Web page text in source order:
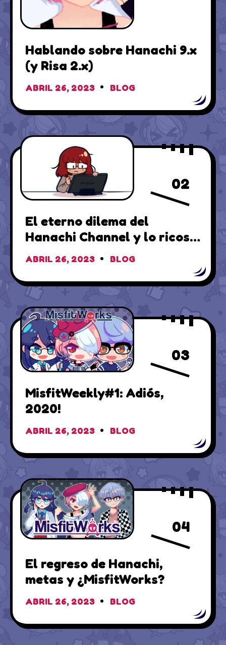
Hablando sobre Hanachi 9.x
(y Risa 2.x)
ABRIL 26, 2023 BLOG
02
El eterno dilema del
Hanachi Channel y lo ricos
que son los waffles…
ABRIL 26, 2023 BLOG
03
MisfitWeekly#1: Adiós,
2020!
ABRIL 26, 2023 BLOG
04
El regreso de Hanachi,
metas y ¿MisfitWorks?
ABRIL 26, 2023 BLOG